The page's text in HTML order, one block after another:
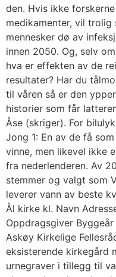
den. Hvis ikke
medikamenter, vil trolig
mennesker dø av
innen 2050. Og, selv
hva er effekten av de
resultater? Har du
til våren så er den
historier som får
Åse (skriger). For
Jong 1: En av de få
vinne, men likevel ikke
fra nederlenderen. Av
stemmer og valgt som
leverer vann av beste
Ål kirke kl. Navn
Oppdragsgiver
Askøy Kirkelige
eksisterende kirkegård
urnegraver i tillegg til